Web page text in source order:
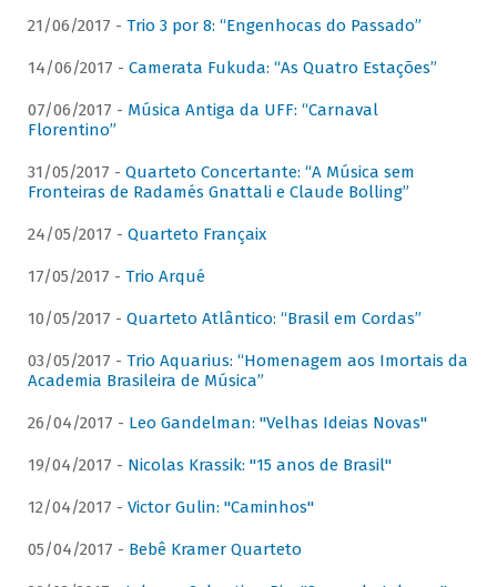
21/06/2017 - Trio 3 por 8: “Engenhocas do Passado”
14/06/2017 - Camerata Fukuda: “As Quatro Estações”
07/06/2017 - Música Antiga da UFF: “Carnaval
Florentino”
31/05/2017 - Quarteto Concertante: “A Música sem
Fronteiras de Radamés Gnattali e Claude Bolling”
24/05/2017 - Quarteto Françaix
17/05/2017 - Trio Arqué
10/05/2017 - Quarteto Atlântico: “Brasil em Cordas”
03/05/2017 - Trio Aquarius: “Homenagem aos Imortais da
Academia Brasileira de Música”
26/04/2017 - Leo Gandelman: "Velhas Ideias Novas"
19/04/2017 - Nicolas Krassik: "15 anos de Brasil"
12/04/2017 - Victor Gulin: "Caminhos"
05/04/2017 - Bebê Kramer Quarteto